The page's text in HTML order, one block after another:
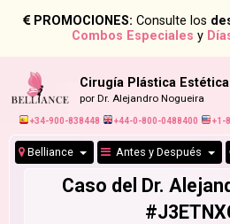
PROMOCIONES: Consulte los
Combos Especiales y
Cirugía Plástica
por Dr. Alejandro Nogueira
+34-900-838448 +44-0-800-0488400 +1-
Belliance Antes y Después
Caso del Dr.